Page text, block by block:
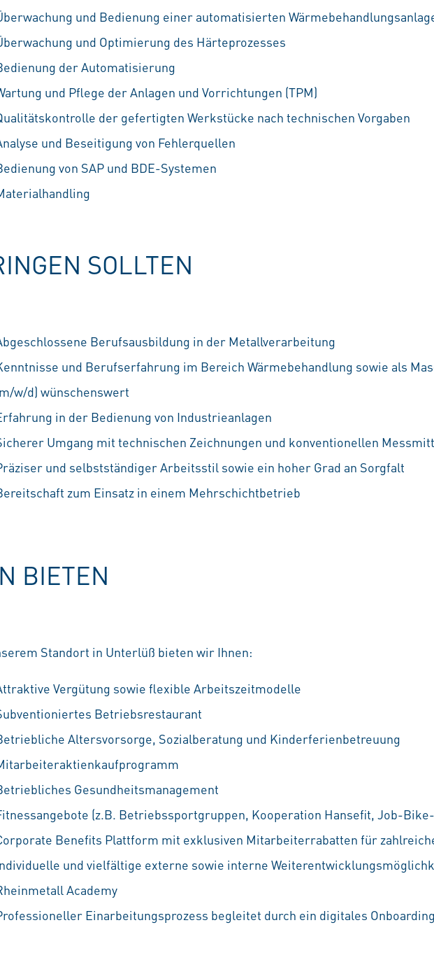
und Bedienung einer automatisierten
und Optimierung des Härteprozesses
der Automatisierung
und Pflege der Anlagen und Vorrichtungen (TPM)
der gefertigten Werkstücke nach technischen Vorgaben
und Beseitigung von Fehlerquellen
von SAP und BDE-Systemen
SOLLTEN
Berufsausbildung in der Metallverarbeitung
und Berufserfahrung im Bereich Wärmebehandlung sowie als
w/d) wünschenswert
in der Bedienung von Industrieanlagen
Umgang mit technischen Zeichnungen und konventionellen
und selbstständiger Arbeitsstil sowie ein hoher Grad an Sorgfalt
zum Einsatz in einem Mehrschichtbetrieb
BIETEN
Standort in Unterlüß bieten wir Ihnen:
Vergütung sowie flexible Arbeitszeitmodelle
Betriebsrestaurant
Altersvorsorge, Sozialberatung und Kinderferienbetreuung
Gesundheitsmanagement
(z.B. Betriebssportgruppen, Kooperation Hansefit, Job-
Benefits Plattform mit exklusiven Mitarbeiterrabatten für
und vielfältige externe sowie interne
Academy
Einarbeitungsprozess begleitet durch ein digitales